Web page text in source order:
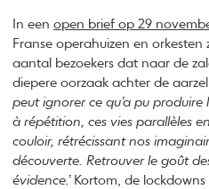
In eenopen brief op 29
Franse operahuizen en
aantal bezoekers dat naar de
diepere oorzaak achter de
peut ignorer ce qu’a pu
à répétition, ces vies parallèles
couloir, rétrécissant nos
découverte. Retrouver le goût
évidence.’Kortom, de